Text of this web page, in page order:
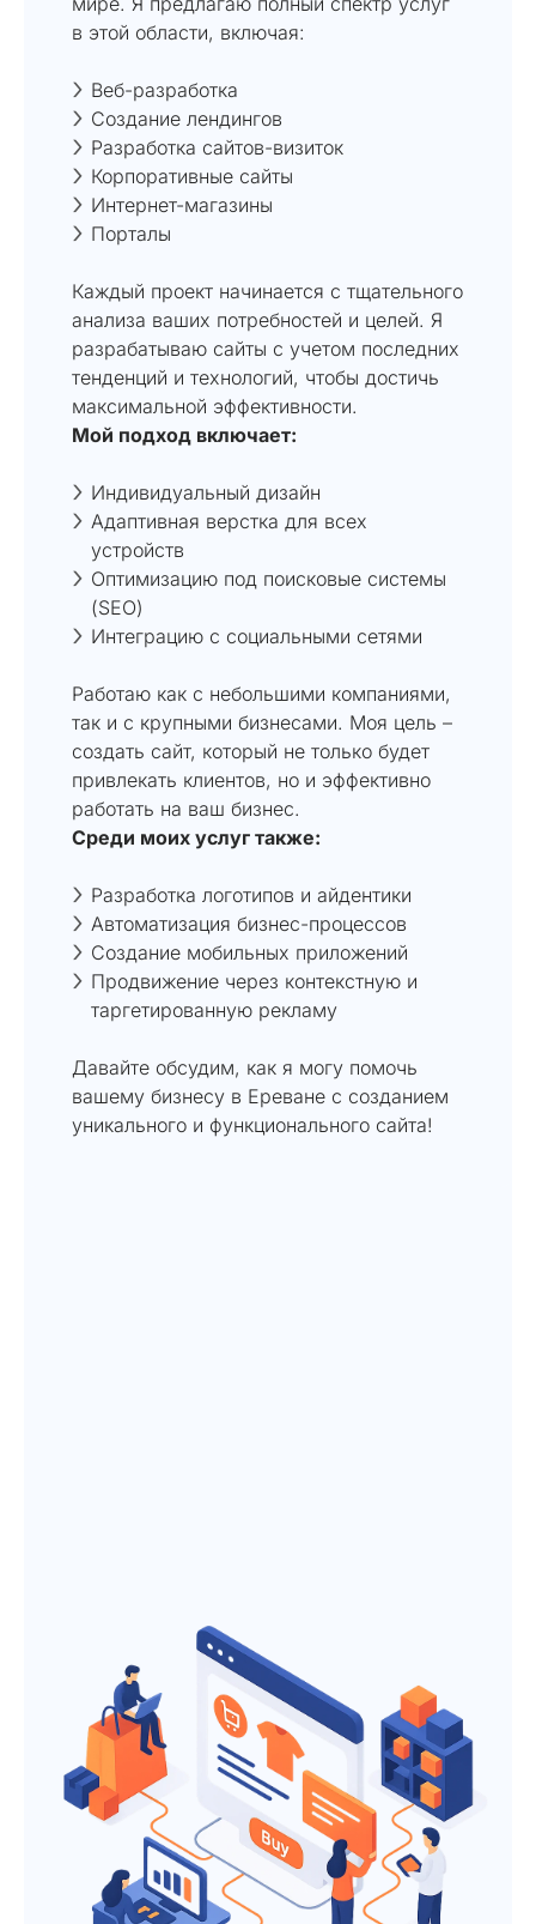
в этой области, включая:
Веб-разработка
Создание лендингов
Разработка сайтов-визиток
Корпоративные сайты
Интернет-магазины
Порталы
Каждый проект начинается с тщательного
анализа ваших потребностей и целей. Я
разрабатываю сайты с учетом последних
тенденций и технологий, чтобы достичь
максимальной эффективности.
Мой подход включает:
Индивидуальный дизайн
Адаптивная верстка для всех
устройств
Оптимизацию под поисковые системы
(SEO)
Интеграцию с социальными сетями
Работаю как с небольшими компаниями,
так и с крупными бизнесами. Моя цель –
создать сайт, который не только будет
привлекать клиентов, но и эффективно
работать на ваш бизнес.
Среди моих услуг также:
Разработка логотипов и айдентики
Автоматизация бизнес-процессов
Создание мобильных приложений
Продвижение через контекстную и
таргетированную рекламу
Давайте обсудим, как я могу помочь
вашему бизнесу в Ереване с созданием
уникального и функционального сайта!